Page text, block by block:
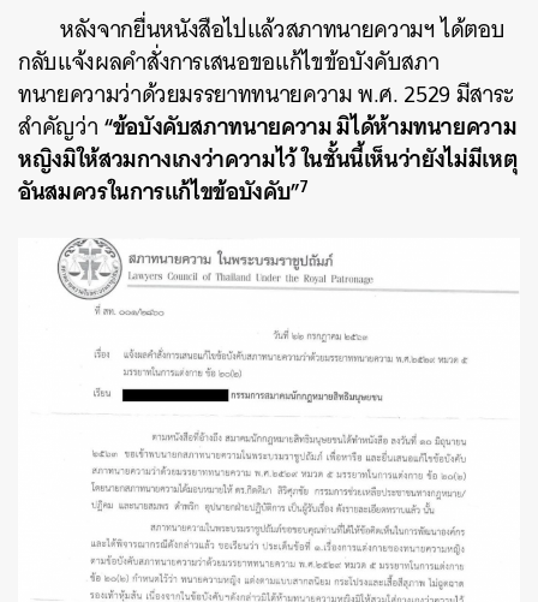
หลังจากยื่นหนังสือไปแล้วสภาทนายความฯ ได้ตอบ
กลับแจ้งผลคำสั่งการเสนอขอแก้ไขข้อบังคับสภา
ทนายความว่าด้วยมรรยาททนายความ พ.ศ. 2529 มีสาระ
สำคัญว่า“ข้อบังคับสภาทนายความ มิได้ห้ามทนายความ
หญิงมิให้สวมกางเกงว่าความไว้ ในชั้นนี้เห็นว่ายังไม่มีเหตุ
อันสมควรในการแก้ไขข้อบังคับ”7